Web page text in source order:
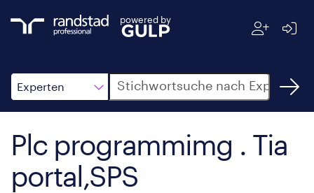
powered by
Experten
Suche
Plc programmimg . Tia
portal,SPS